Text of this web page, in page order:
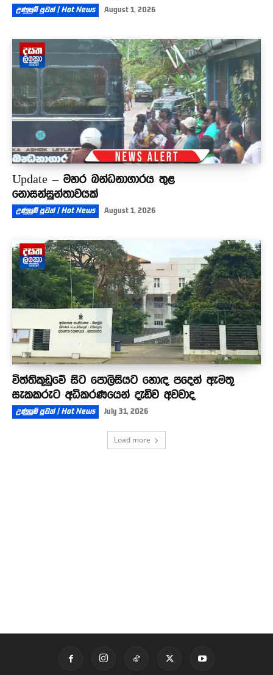
උණුසුම් පුවත් | Hot News August 1, 2026
Update – මහර බන්ධනාගාරය තුළ
නොසන්සුන්තාවයක්
උණුසුම් පුවත් | Hot News August 1, 2026
විත්තිකූඩුවේ සිට පොලිසියට හොඳ පදෙන් ඇමතූ
සැකකරුට අධිකරණයෙන් දැඩිව අවවාද
උණුසුම් පුවත් | Hot News July 31, 2026
Load more